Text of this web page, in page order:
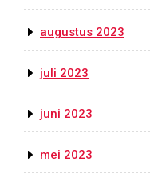
augustus 2023
juli 2023
juni 2023
mei 2023